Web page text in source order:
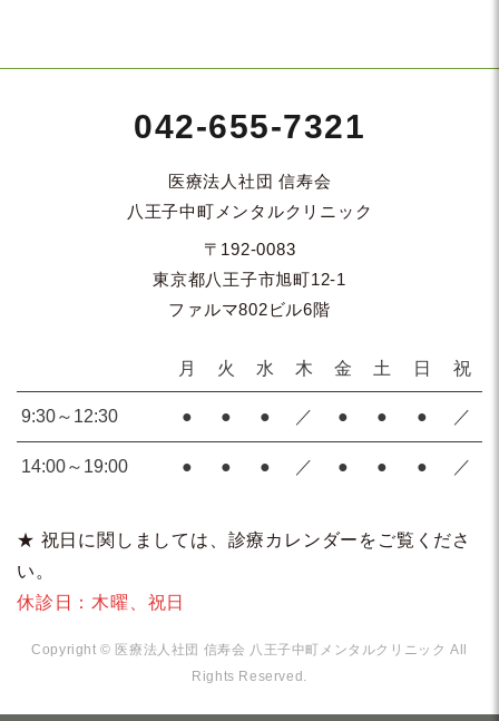
042-655-7321
医療法人社団 信寿会
八王子中町メンタルクリニック
〒192-0083
東京都八王子市旭町12-1
ファルマ802ビル6階
月 火 水 木 金 土 日 祝
9:30～12:30 ● ● ● ／ ● ● ● ／
14:00～19:00 ● ● ● ／ ● ● ● ／
★ 祝日に関しましては、診療カレンダーをご覧くださ
い。
休診日：木曜、祝日
Copyright © 医療法人社団 信寿会 八王子中町メンタルクリニック All
Rights Reserved.